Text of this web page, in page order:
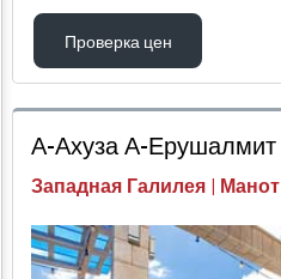
Проверка цен
Проверка цен
А-Ахуза А-Ерушалмит
Западная Галилея | Манот